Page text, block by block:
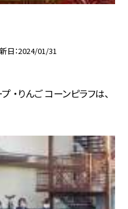
日 2024/01/31
・りんご コーンピラフは、